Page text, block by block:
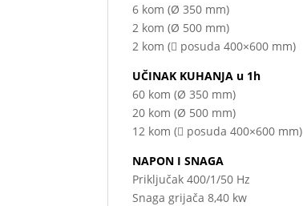
6 kom (Ø 350 mm)
2 kom (Ø 500 mm)
2 kom ( posuda 400×600 mm)
UČINAK KUHANJA u 1h
60 kom (Ø 350 mm)
20 kom (Ø 500 mm)
12 kom ( posuda 400×600 mm)
NAPON I SNAGA
Priključak 400/1/50 Hz
Snaga grijača 8,40 kw